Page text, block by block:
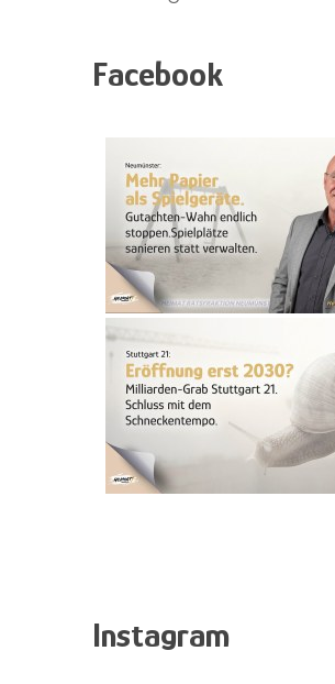
Facebook
Instagram